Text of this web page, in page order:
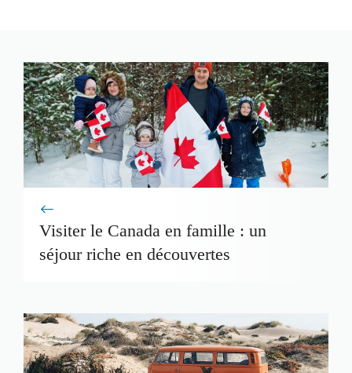
Visiter le Canada en famille : un
séjour riche en découvertes